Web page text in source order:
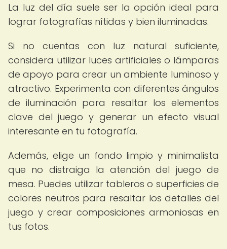
La luz del día suele ser la opción ideal para
lograr fotografías nítidas y bien iluminadas.
Si no cuentas con luz natural suficiente,
considera utilizar luces artificiales o lámparas
de apoyo para crear un ambiente luminoso y
atractivo. Experimenta con diferentes ángulos
de iluminación para resaltar los elementos
clave del juego y generar un efecto visual
interesante en tu fotografía.
Además, elige un fondo limpio y minimalista
que no distraiga la atención del juego de
mesa. Puedes utilizar tableros o superficies de
colores neutros para resaltar los detalles del
juego y crear composiciones armoniosas en
tus fotos.